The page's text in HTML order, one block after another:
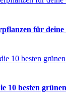
für deine
10 besten